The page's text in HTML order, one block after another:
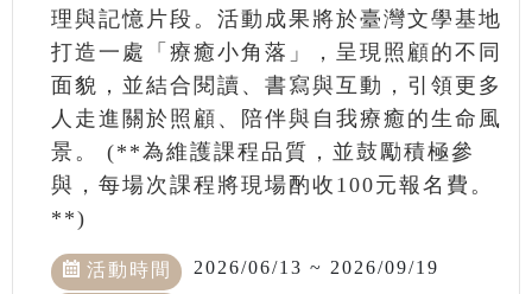
理與記憶片段。活動成果將於臺灣文學基地
打造一處「療癒小角落」，呈現照顧的不同
面貌，並結合閱讀、書寫與互動，引領更多
人走進關於照顧、陪伴與自我療癒的生命風
景。 (**為維護課程品質，並鼓勵積極參
與，每場次課程將現場酌收100元報名費。
**)
活動時間 2026/06/13 ~ 2026/09/19